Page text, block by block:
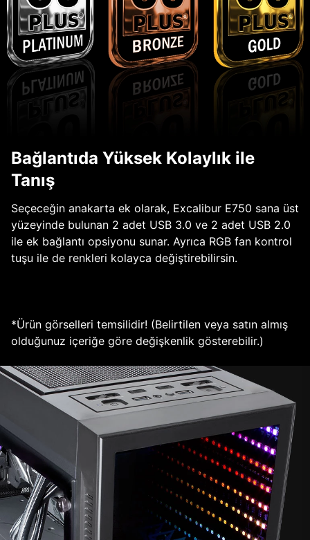
Bağlantıda Yüksek Kolaylık ile
Tanış
Seçeceğin anakarta ek olarak, Excalibur E750 sana üst
yüzeyinde bulunan 2 adet USB 3.0 ve 2 adet USB 2.0
ile ek bağlantı opsiyonu sunar. Ayrıca RGB fan kontrol
tuşu ile de renkleri kolayca değiştirebilirsin.
*Ürün görselleri temsilidir! (Belirtilen veya satın almış
olduğunuz içeriğe göre değişkenlik gösterebilir.)